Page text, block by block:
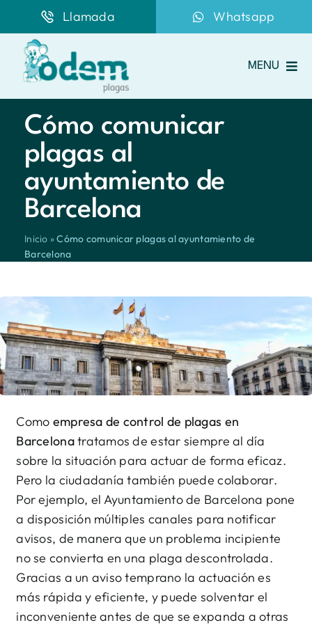
contenido
Llamada Whatsapp
MENU
Home
Servicios
Plagas frecuentes
Clientes
Quiénes somos
Plan de control
Noticias
Contacto
BUSCAR:
Cómo comunicar
plagas al
ayuntamiento de
Barcelona
Inicio »Cómo comunicar plagas al ayuntamiento de
Barcelona
Como empresa de control de plagas en
Barcelonatratamos de estar siempre al día
sobre la situación para actuar de forma eficaz.
Pero la ciudadanía también puede colaborar.
Por ejemplo, el Ayuntamiento de Barcelona pone
a disposición múltiples canales para notificar
avisos, de manera que un problema incipiente
no se convierta en una plaga descontrolada.
Gracias a un aviso temprano la actuación es
más rápida y eficiente, y puede solventar el
inconveniente antes de que se expanda a otras